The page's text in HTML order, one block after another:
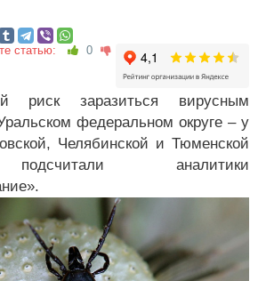
статью: 0
риск заразиться вирусным
федеральном округе – у
Челябинской и Тюменской
аналитики